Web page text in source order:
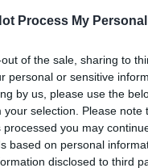
Process My
of the sale, sharing to
personal or sensitive
by us, please use the
your selection. Please note
you may
based on personal
disclosed to third
Όλοι τον
στην αρχή ΟΚ θα
ήταν επίσημο.
για αυτή τη